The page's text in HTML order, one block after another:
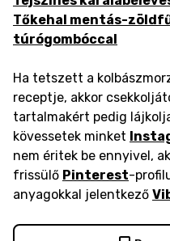
Tőkehal mentás-
túrógombóccal
Ha tetszett a
receptje, akkor
tartalmakért pedig
kövessetek minket
nem éritek be ennyivel,
frissülő Pinterest-
anyagokkal jelentkező